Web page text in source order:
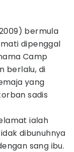
bermula
dipenggal
Camp
berlalu, di
yang
sadis
ialah
dibunuhnya
sang ibu.